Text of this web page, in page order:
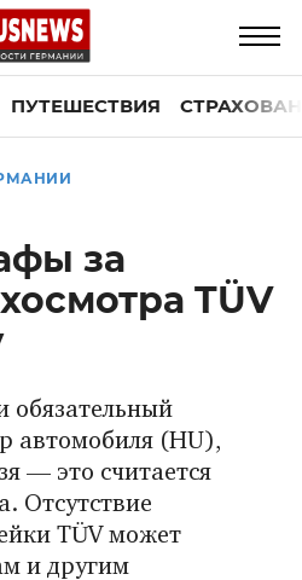
ПУТЕШЕСТВИЯ
за
TÜV
обязательный
автомобиля (HU),
— это считается
Отсутствие
TÜV может
и другим